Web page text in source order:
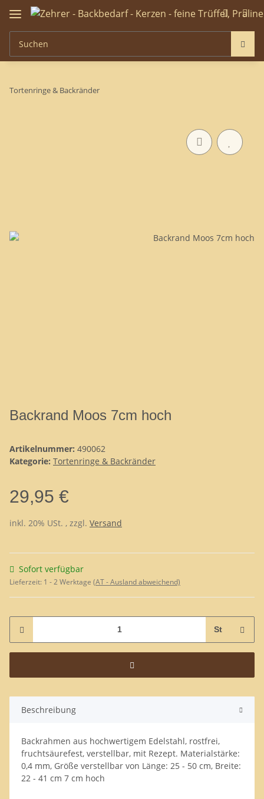
Tortenringe & Backränder
Backrand Moos 7cm hoch
Artikelnummer: 490062
Kategorie: Tortenringe & Backränder
29,95 €
inkl. 20% USt. , zzgl. Versand
Sofort verfügbar
Lieferzeit: 1 - 2 Werktage (AT - Ausland abweichend)
St
Beschreibung
Backrahmen aus hochwertigem Edelstahl, rostfrei,
fruchtsäurefest, verstellbar, mit Rezept. Materialstärke:
0,4 mm, Größe verstellbar von Länge: 25 - 50 cm, Breite:
22 - 41 cm 7 cm hoch